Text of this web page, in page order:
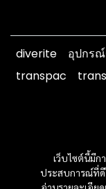
diverite อุปกร
transpac
เว็บไซต์นี้มีก
ประสบการณ์ที่ดี